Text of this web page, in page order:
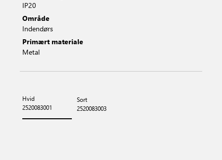
IP20
Område
Indendørs
Primært materiale
Metal
Hvid
2520083001
Sort
2520083003